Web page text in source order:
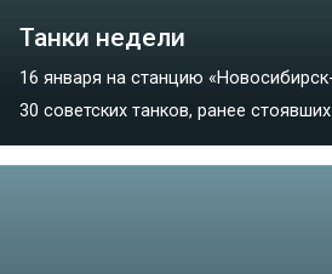
Танки недели
16 января на станцию
30 советских танков, ранее